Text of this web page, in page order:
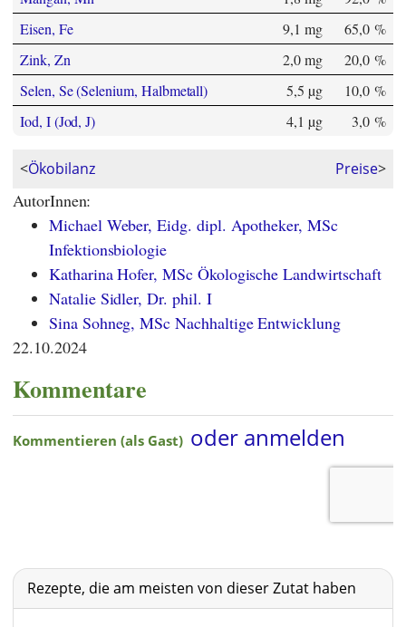
Eisen, Fe
9,1 mg
65,0 %
Zink, Zn
2,0 mg
20,0 %
Selen, Se (Selenium, Halbmetall)
5,5 µg
10,0 %
Iod, I (Jod, J)
4,1 µg 3,0 %
<Ökobilanz Preise>
AutorInnen:
Michael Weber, Eidg. dipl. Apotheker, MSc
Infektionsbiologie
Katharina Hofer, MSc Ökologische Landwirtschaft
Natalie Sidler, Dr. phil. I
Sina Sohneg, MSc Nachhaltige Entwicklung
22.10.2024
Kommentare
Rezepte, die am meisten von dieser Zutat haben